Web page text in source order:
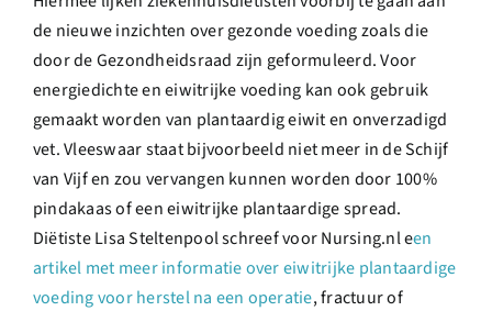
de nieuwe inzichten over gezonde voeding zoals die
door de Gezondheidsraad zijn geformuleerd. Voor
energiedichte en eiwitrijke voeding kan ook gebruik
gemaakt worden van plantaardig eiwit en onverzadigd
vet. Vleeswaar staat bijvoorbeeld niet meer in de Schijf
van Vijf en zou vervangen kunnen worden door 100%
pindakaas of een eiwitrijke plantaardige spread.
Diëtiste Lisa Steltenpool schreef voor Nursing.nl een
artikel met meer informatie over eiwitrijke plantaardige
voeding voor herstel na een operatie, fractuur of